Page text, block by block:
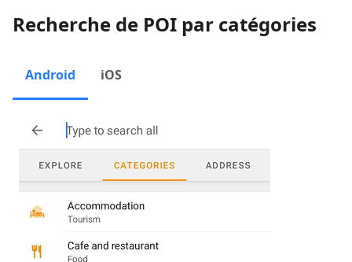
Recherche de POI par catégories
Android iOS